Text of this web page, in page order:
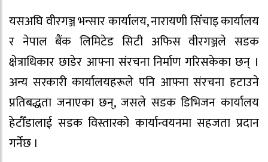
यसअघि वीरगञ्ज भन्सार कार्यालय, नारायणी सिँचाइ कार्यालय
र नेपाल बैंक लिमिटेड सिटी अफिस वीरगञ्जले सडक
क्षेत्राधिकार छाडेर आफ्ना संरचना निर्माण गरिसकेका छन् ।
अन्य सरकारी कार्यालयहरूले पनि आफ्ना संरचना हटाउने
प्रतिबद्धता जनाएका छन्, जसले सडक डिभिजन कार्यालय
हेटौँडालाई सडक विस्तारको कार्यान्वयनमा सहजता प्रदान
गर्नेछ ।